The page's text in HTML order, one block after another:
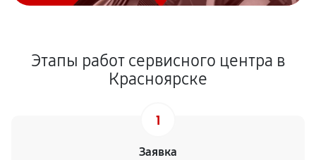
Этапы работ сервисного центра в
Красноярске
1
Заявка